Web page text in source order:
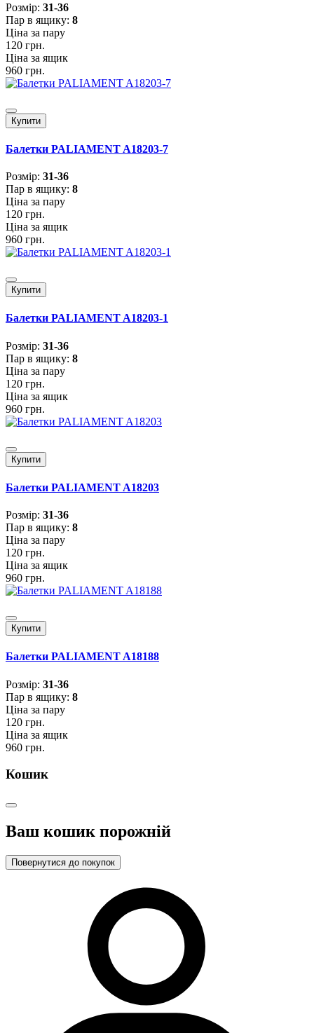
Розмiр: 31-36
Пар в ящику: 8
Ціна за пару
120 грн.
Ціна за ящик
960 грн.
Купити
Балетки PALIAMENT A18203-7
Розмiр: 31-36
Пар в ящику: 8
Ціна за пару
120 грн.
Ціна за ящик
960 грн.
Купити
Балетки PALIAMENT A18203-1
Розмiр: 31-36
Пар в ящику: 8
Ціна за пару
120 грн.
Ціна за ящик
960 грн.
Купити
Балетки PALIAMENT A18203
Розмiр: 31-36
Пар в ящику: 8
Ціна за пару
120 грн.
Ціна за ящик
960 грн.
Купити
Балетки PALIAMENT A18188
Розмiр: 31-36
Пар в ящику: 8
Ціна за пару
120 грн.
Ціна за ящик
960 грн.
Кошик
Ваш кошик порожній
Повернутися до покупок